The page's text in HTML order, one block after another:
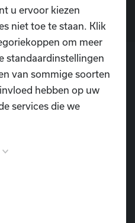
u ervoor kiezen
niet toe te staan. Klik
om meer
standaardinstellingen
van sommige soorten
hebben op uw
services die we
voor het
en kunnen niet
D.I.O.P.